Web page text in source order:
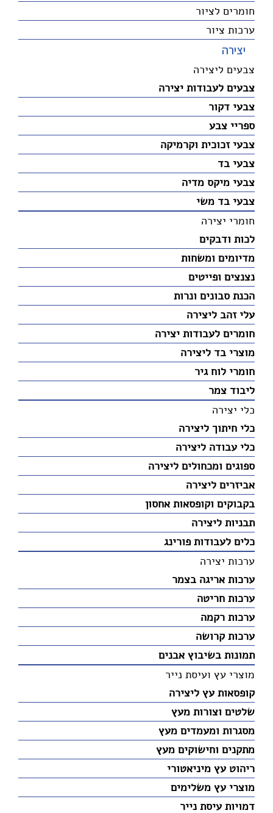
חומרים לציור
ערכות ציור
יצירה
צבעים ליצירה
צבעים לעבודות יצירה
צבעי דקור
ספריי צבע
צבעי זכוכית וקרמיקה
צבעי בד
צבעי מיקס מדיה
צבעי בד משי
חומרי יצירה
לכות ודבקים
מדיומים ומשחות
נצנצים ופייטים
הכנת סבונים ונרות
עלי זהב ליצירה
חומרים לעבודות יצירה
מוצרי בד ליצירה
חומרי לוח גיר
ליבוד צמר
כלי יצירה
כלי חיתוך ליצירה
כלי עבודה ליצירה
ספוגים ומכחולים ליצירה
אביזרים ליצירה
בקבוקים וקופסאות אחסון
תבניות ליצירה
כלים לעבודות פורינג
ערכות יצירה
ערכות אריגה בצמר
ערכות חריטה
ערכות רקמה
ערכות קרושה
תמונות בשיבוץ אבנים
מוצרי עץ ועיסת נייר
קופסאות עץ ליצירה
שלטים וצורות מעץ
מסגרות ומעמדים מעץ
מתקנים וחישוקים מעץ
ריהוט עץ מיניאטורי
מוצרי עץ משלימים
דמויות עיסת נייר